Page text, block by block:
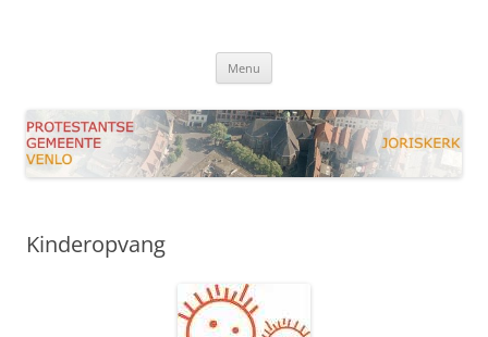
Menu
Kinderopvang